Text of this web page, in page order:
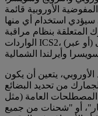
الأوروبية قائمة
استخدام أي منها
بنظام مراقبة
الواردات ICS2، وهو ما سيمنعنا من شحن شحناتكم إلى (أو عبر)
الأوروبي، يتعين أن يكون
من تحديد البضائع
المصطلحات العامة (مثل
أو "شحنات من جميع